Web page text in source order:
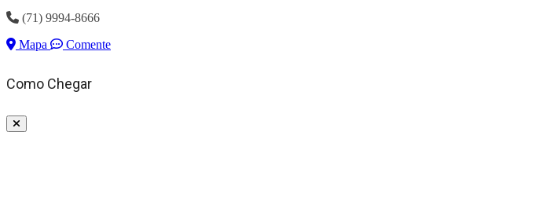
(71) 9994-8666
Mapa
Comente
Como Chegar